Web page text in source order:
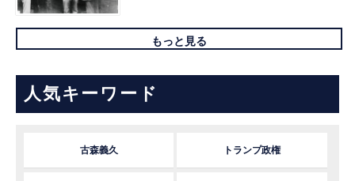
もっと見る
人気キーワード
古森義久 トランプ政権